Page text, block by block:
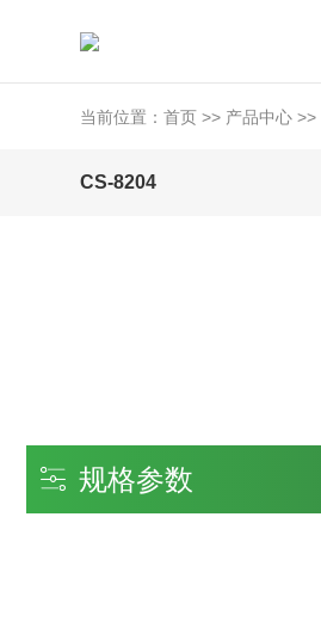
当前位置：首页 >> 产品中心 >>
CS-8204
规格参数